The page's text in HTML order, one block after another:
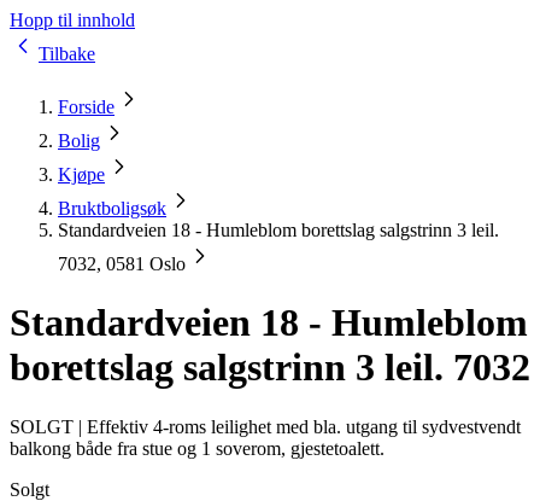
Hopp til innhold
Tilbake
Forside
Bolig
Kjøpe
Bruktboligsøk
Standardveien 18 - Humleblom borettslag salgstrinn 3 leil.
7032, 0581 Oslo
Standardveien 18 - Humleblom
borettslag salgstrinn 3 leil. 7032
SOLGT | Effektiv 4-roms leilighet med bla. utgang til sydvestvendt
balkong både fra stue og 1 soverom, gjestetoalett.
Solgt